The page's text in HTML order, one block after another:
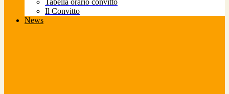
Tabella orario convitto
Il Convitto
News